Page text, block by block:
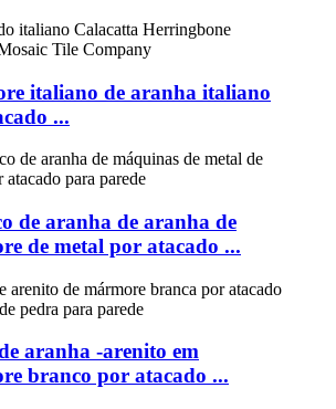
italiano de aranha italiano
...
de aranha de aranha de
de metal por atacado ...
aranha -arenito em
branco por atacado ...